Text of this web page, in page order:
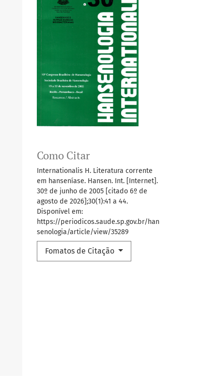
Como Citar
Internationalis H. Literatura corrente
em hanseníase. Hansen. Int. [Internet].
30º de junho de 2005 [citado 6º de
agosto de 2026];30(1):41 a 44.
Disponível em:
https://periodicos.saude.sp.gov.br/han
senologia/article/view/35289
Fomatos de Citação